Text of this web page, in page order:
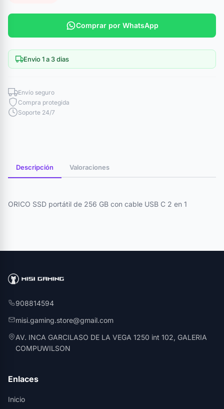
Comprar por WhatsApp
Envio 1 a 3 dias
Envío seguro
Compra protegida
Soporte 24/7
Descripción Valoraciones
ORICO SSD portátil de 256 GB con cable USB C 2 en 1
908814594
misi.gaming.store@gmail.com
AV. INCA GARCILASO DE LA VEGA 1250 int 102, GALERIA
COMPUWILSON
Enlaces
Inicio